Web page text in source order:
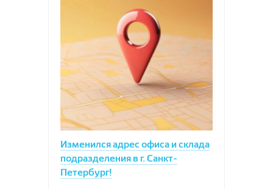
Изменился адрес офиса и склада
подразделения в г. Санкт-
Петербург!